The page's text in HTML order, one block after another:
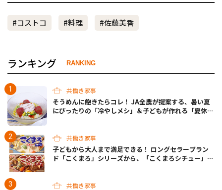
#コストコ #料理 #佐藤美香
ランキング RANKING
共働き家事
そうめんに飽きたらコレ！ JA全農が提案する、暑い夏
にぴったりの「冷やしメシ」＆子どもが作れる「夏休み
共働き家事
子どもから大人まで満足できる！ ロングセラーブラン
ド「こくまろ」シリーズから、「こくまろシチュー」＜
共働き家事